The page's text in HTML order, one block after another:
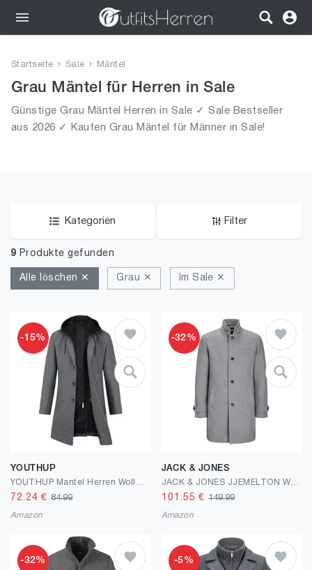
Bekleidung
Wäsche
Startseite Sale Mäntel
Grau Mäntel für Herren in Sale
Günstige Grau Mäntel Herren in Sale ✓ Sale Bestseller
aus 2026 ✓ Kaufen Grau Mäntel für Männer in Sale!
Kategorien Filter
9 Produkte gefunden
Alle löschen ✕ Grau ✕ Im Sale ✕
-15%
YOUTHUP
72.24 €84.99
Amazon
-32%
JACK & JONES
101.55 € 149.99
Amazon
-32% -5%